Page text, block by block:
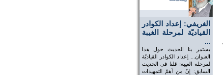
الغريفي: إعداد الكوادر
القياديّة لمرحلة الغيبة
...
يستمر بنا الحديث حول هذا
العنوان... إعداد الكوادر القياديّة
لمرحلة الغيبة: قلنا في الحديث
السابق: إنّ من أهمّ التمهيدات